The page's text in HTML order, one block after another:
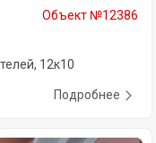
Объект №12386
12к10
Подробнее